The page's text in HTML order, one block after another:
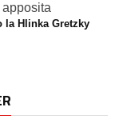
la Hlinka Gretzky